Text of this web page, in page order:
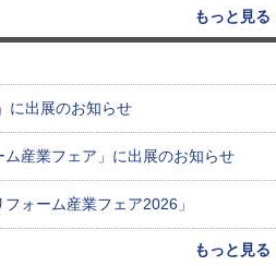
もっと見る
に出展のお知らせ
産業フェア」に出展のお知らせ
ォーム産業フェア2026」
もっと見る